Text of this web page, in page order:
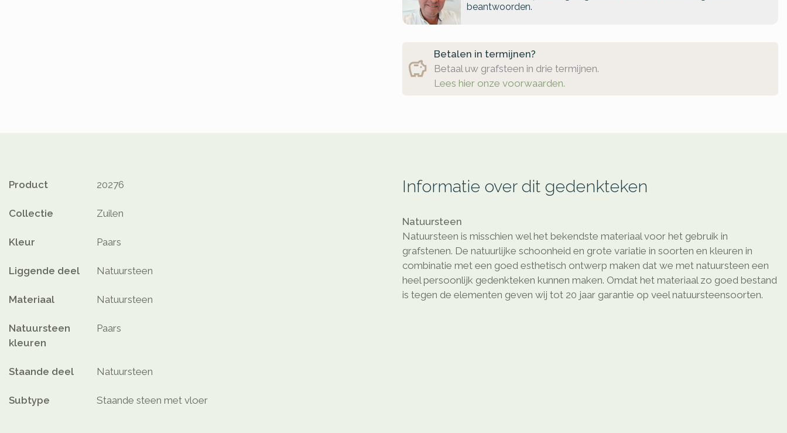
beantwoorden.
Betalen in termijnen?
Betaal uw grafsteen in drie termijnen.
Lees hier onze voorwaarden.
Product 20276
Collectie Zuilen
Kleur Paars
Liggende deel Natuursteen
Materiaal Natuursteen
Natuursteen
kleuren
Paars
Staande deel Natuursteen
Subtype Staande steen met vloer
Informatie over dit gedenkteken
Natuursteen
Natuursteen is misschien wel het bekendste materiaal voor het gebruik in
grafstenen. De natuurlijke schoonheid en grote variatie in soorten en kleuren in
combinatie met een goed esthetisch ontwerp maken dat we met natuursteen een
heel persoonlijk gedenkteken kunnen maken. Omdat het materiaal zo goed bestand
is tegen de elementen geven wij tot 20 jaar garantie op veel natuursteensoorten.